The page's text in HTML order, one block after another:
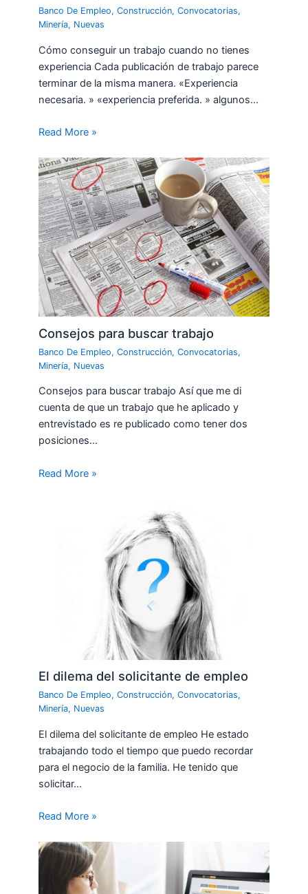
Banco De Empleo,Construcción,Convocatorias,
Minería, Nuevas
Cómo conseguir un trabajo cuando no tienes
experiencia Cada publicación de trabajo parece
terminar de la misma manera. «Experiencia
necesaria. » «experiencia preferida. » algunos…
Read More »
Consejos para buscar trabajo
Banco De Empleo,Construcción,Convocatorias,
Minería, Nuevas
Consejos para buscar trabajo Así que me di
cuenta de que un trabajo que he aplicado y
entrevistado es re publicado como tener dos
posiciones…
Read More »
El dilema del solicitante de empleo
Banco De Empleo,Construcción,Convocatorias,
Minería, Nuevas
El dilema del solicitante de empleo He estado
trabajando todo el tiempo que puedo recordar
para el negocio de la familia. He tenido que
solicitar…
Read More »